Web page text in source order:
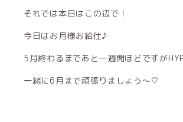
それでは本日はこの辺で！
今日はお月様お給仕♪
5月終わるまであと一週間ほどですが
一緒に6月まで頑張りましょう〜♡